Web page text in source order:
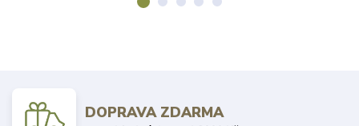
DOPRAVA ZDARMA